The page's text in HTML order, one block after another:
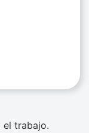
el trabajo.